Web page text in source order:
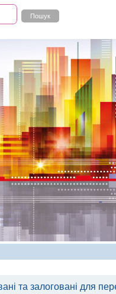
та залоговані для